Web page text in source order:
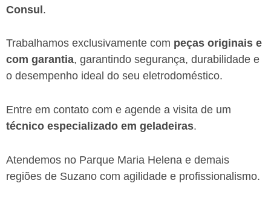
Consul.
Trabalhamos exclusivamente com peças originais e
com garantia, garantindo segurança, durabilidade e
o desempenho ideal do seu eletrodoméstico.
Entre em contato com e agende a visita de um
técnico especializado em geladeiras.
Atendemos no Parque Maria Helena e demais
regiões de Suzano com agilidade e profissionalismo.